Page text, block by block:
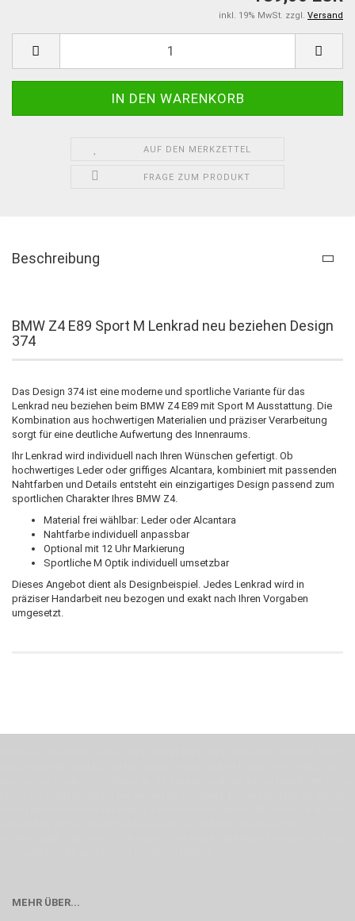
inkl. 19% MwSt. zzgl. Versand
AUF DEN MERKZETTEL
FRAGE ZUM PRODUKT
Beschreibung
BMW Z4 E89 Sport M Lenkrad neu beziehen Design
374
Das Design 374 ist eine moderne und sportliche Variante für das
Lenkrad neu beziehen beim BMW Z4 E89 mit Sport M Ausstattung. Die
Kombination aus hochwertigen Materialien und präziser Verarbeitung
sorgt für eine deutliche Aufwertung des Innenraums.
Ihr Lenkrad wird individuell nach Ihren Wünschen gefertigt. Ob
hochwertiges Leder oder griffiges Alcantara, kombiniert mit passenden
Nahtfarben und Details entsteht ein einzigartiges Design passend zum
sportlichen Charakter Ihres BMW Z4.
Material frei wählbar: Leder oder Alcantara
Nahtfarbe individuell anpassbar
Optional mit 12 Uhr Markierung
Sportliche M Optik individuell umsetzbar
Dieses Angebot dient als Designbeispiel. Jedes Lenkrad wird in
präziser Handarbeit neu bezogen und exakt nach Ihren Vorgaben
umgesetzt.
MEHR ÜBER...